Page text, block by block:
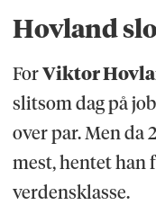
Hovland
ForViktor
slitsom dag på
over par. Men da
mest, hentet han
verdensklasse.